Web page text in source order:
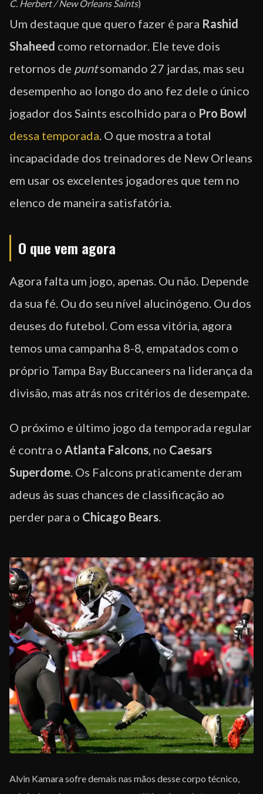
C. Herbert / New Orleans Saints)
Um destaque que quero fazer é para Rashid
Shaheed como retornador. Ele teve dois
retornos de puntsomando 27 jardas, mas seu
desempenho ao longo do ano fez dele o único
jogador dos Saints escolhido para o Pro Bowl
dessa temporada. O que mostra a total
incapacidade dos treinadores de New Orleans
em usar os excelentes jogadores que tem no
elenco de maneira satisfatória.
O que vem agora
Agora falta um jogo, apenas. Ou não. Depende
da sua fé. Ou do seu nível alucinógeno. Ou dos
deuses do futebol. Com essa vitória, agora
temos uma campanha 8-8, empatados com o
próprio Tampa Bay Buccaneers na liderança da
divisão, mas atrás nos critérios de desempate.
O próximo e último jogo da temporada regular
é contra o Atlanta Falcons, no Caesars
Superdome. Os Falcons praticamente deram
adeus às suas chances de classificação ao
perder para o Chicago Bears.
Alvin Kamara sofre demais nas mãos desse corpo técnico,